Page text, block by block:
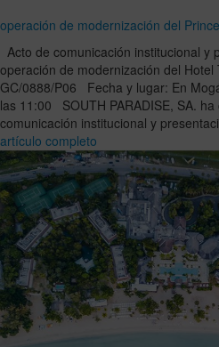
operación de modernización del
Acto de comunicación institucional y
operación de modernización del
GC/0888/P06 Fecha y lugar: En
las 11:00 SOUTH PARADISE, SA.
comunicación institucional y
artículo completo